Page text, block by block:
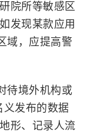
院所等敏感区
发现某款应用
域，应提高警
待境外机构或
义发布的数据
形、记录人流